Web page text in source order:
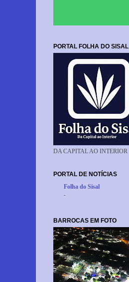
PORTAL FOLHA DO SISAL
DA CAPITAL AO INTERIOR
PORTAL DE NOTÍCIAS
Folha do Sisal
-
BARROCAS EM FOTO